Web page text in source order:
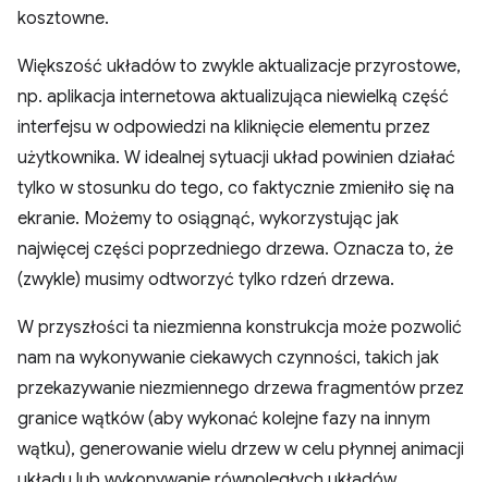
kosztowne.
Większość układów to zwykle aktualizacje przyrostowe,
np. aplikacja internetowa aktualizująca niewielką część
interfejsu w odpowiedzi na kliknięcie elementu przez
użytkownika. W idealnej sytuacji układ powinien działać
tylko w stosunku do tego, co faktycznie zmieniło się na
ekranie. Możemy to osiągnąć, wykorzystując jak
najwięcej części poprzedniego drzewa. Oznacza to, że
(zwykle) musimy odtworzyć tylko rdzeń drzewa.
W przyszłości ta niezmienna konstrukcja może pozwolić
nam na wykonywanie ciekawych czynności, takich jak
przekazywanie niezmiennego drzewa fragmentów przez
granice wątków (aby wykonać kolejne fazy na innym
wątku), generowanie wielu drzew w celu płynnej animacji